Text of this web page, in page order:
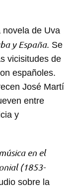
has de
CANCELAR
novela de Uva
y España. Se
vicisitudes de
españoles.
José Martí
entre
y
en el
(1853-
sobre la